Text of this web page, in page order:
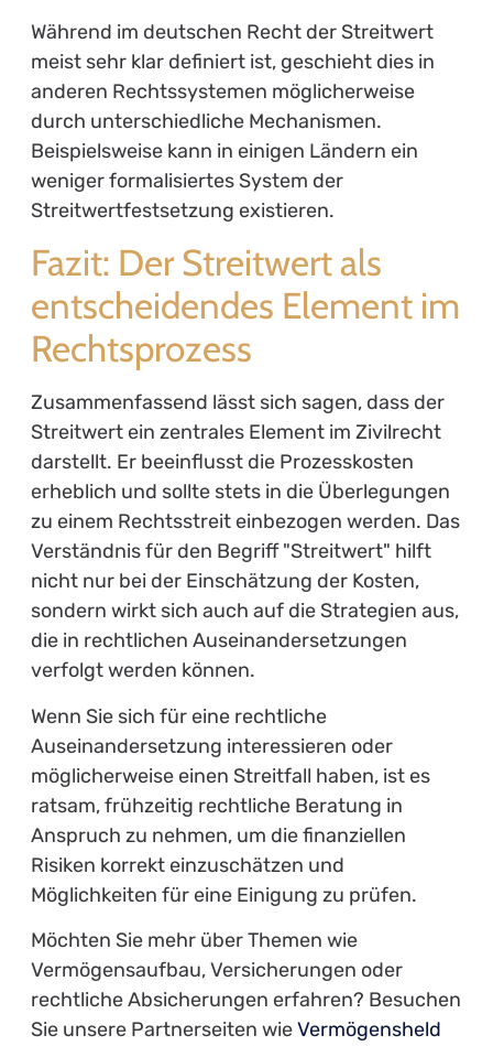
Während im deutschen Recht der Streitwert
meist sehr klar definiert ist, geschieht dies in
anderen Rechtssystemen möglicherweise
durch unterschiedliche Mechanismen.
Beispielsweise kann in einigen Ländern ein
weniger formalisiertes System der
Streitwertfestsetzung existieren.
Fazit: Der Streitwert als
entscheidendes Element im
Rechtsprozess
Zusammenfassend lässt sich sagen, dass der
Streitwert ein zentrales Element im Zivilrecht
darstellt. Er beeinflusst die Prozesskosten
erheblich und sollte stets in die Überlegungen
zu einem Rechtsstreit einbezogen werden. Das
Verständnis für den Begriff "Streitwert" hilft
nicht nur bei der Einschätzung der Kosten,
sondern wirkt sich auch auf die Strategien aus,
die in rechtlichen Auseinandersetzungen
verfolgt werden können.
Wenn Sie sich für eine rechtliche
Auseinandersetzung interessieren oder
möglicherweise einen Streitfall haben, ist es
ratsam, frühzeitig rechtliche Beratung in
Anspruch zu nehmen, um die finanziellen
Risiken korrekt einzuschätzen und
Möglichkeiten für eine Einigung zu prüfen.
Möchten Sie mehr über Themen wie
Vermögensaufbau, Versicherungen oder
rechtliche Absicherungen erfahren? Besuchen
Sie unsere Partnerseiten wieVermögensheld